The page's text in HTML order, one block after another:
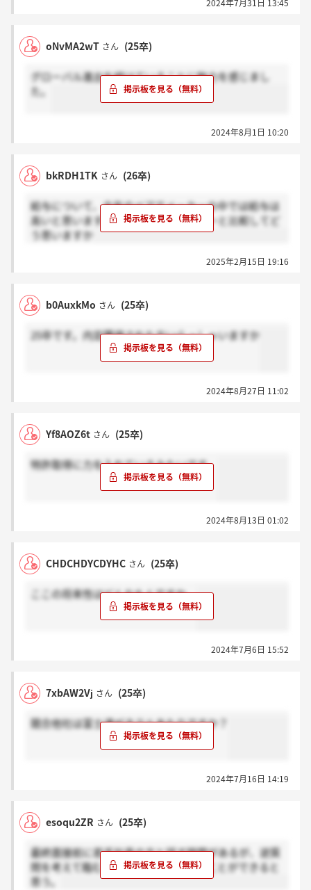
2024年7月31日 13:45
oNvMA2wT さん (25卒)
グローバル進出を続けていることに魅力を感じまし
た。
2024年8月1日 10:20
bkRDH1TK さん (26卒)
給与について、去年のベアでメーカーの中では給与は
高いと思いますが、他の方は他メーカーと比較してど
う思いますか
2025年2月15日 19:16
b0AuxkMo さん (25卒)
25卒です。内定獲得された方いらっしゃいますか
2024年8月27日 11:02
Yf8AOZ6t さん (25卒)
特許取得に力を入れているみたいです。
2024年8月13日 01:02
CHDCHDYCDYHC さん (25卒)
ここの将来性はどんなもんですか。
2024年7月6日 15:52
7xbAW2Vj さん (25卒)
競合他社は富士通ゼネラルあたりですか？
2024年7月16日 14:19
esoqu2ZR さん (25卒)
最終面接前に若手社員の方と話す時間があるが、逆質
問を考えて臨むと有意義な時間にすることができると
思う。